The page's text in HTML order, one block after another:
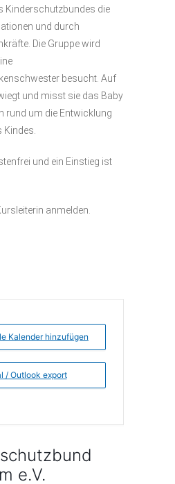
Kinderschutzbundes die
und durch
Die Gruppe wird
besucht. Auf
und misst sie das Baby
rund um die Entwicklung
Kindes.
und ein Einstieg ist
anmelden.
Kalender hinzufügen
/ Outlook export
e.V.